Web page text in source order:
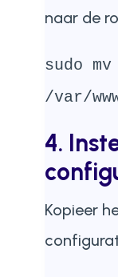
naar de
sudo
/var/
4.
Kopieer